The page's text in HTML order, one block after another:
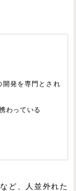
開発を専門とされ
わっている
ど、人並外れた